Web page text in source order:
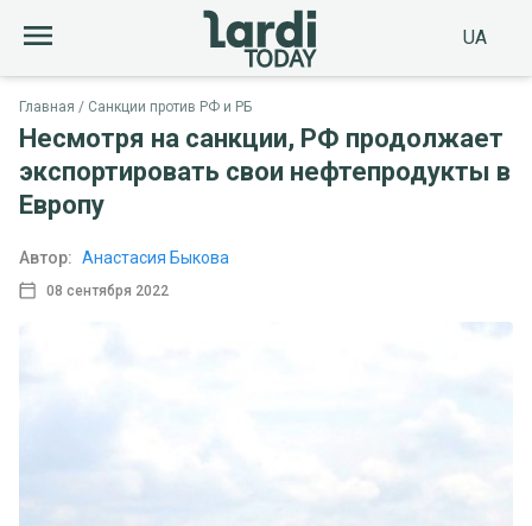
UA
Главная Санкции против РФ и РБ
Несмотря на санкции, РФ продолжает
экспортировать свои нефтепродукты в
Европу
08 сентября 2022
Автор: Анастасия Быкова